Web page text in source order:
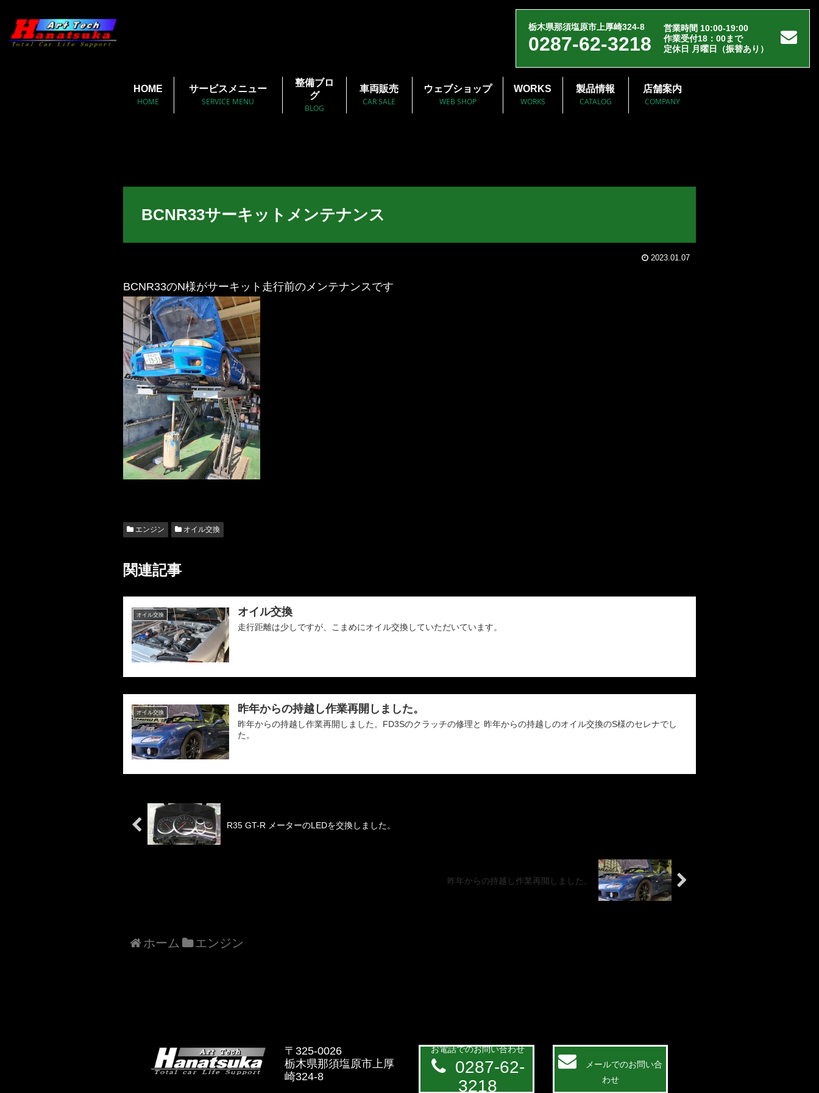
栃木県那須塩原市上厚崎324-8
0287-62-3218
営業時間 10:00-19:00
作業受付18：00まで
定休日 月曜日（振替あり）
HOME
HOME
サービスメニュー
SERVICE MENU
整備ブロ
グ
BLOG
車両販売
CAR SALE
ウェブショップ
WEB SHOP
WORKS
WORKS
製品情報
CATALOG
店舗案内
COMPANY
BCNR33サーキットメンテナンス
2023.01.07
BCNR33のN様がサーキット走行前のメンテナンスです
エンジン オイル交換
関連記事
オイル交換 オイル交換
走行距離は少しですが、こまめにオイル交換していただいています。
オイル交換 昨年からの持越し作業再開しました。
昨年からの持越し作業再開しました。FD3Sのクラッチの修理と 昨年からの持越しのオイル交換のS様のセレナでし
た。
R35 GT-R メーターのLEDを交換しました。
昨年からの持越し作業再開しました。
ホーム エンジン
〒325-0026
栃木県那須塩原市上厚
崎324-8
お電話でのお問い合わせ
0287-62-
3218
メールでのお問い合
わせ